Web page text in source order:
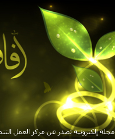
مجلة إلكترونية تصدر عن مركز العمل